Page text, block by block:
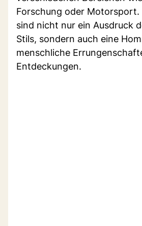
Forschung oder Motorsport.
sind nicht nur ein Ausdruck
Stils, sondern auch eine
menschliche
Entdeckungen.